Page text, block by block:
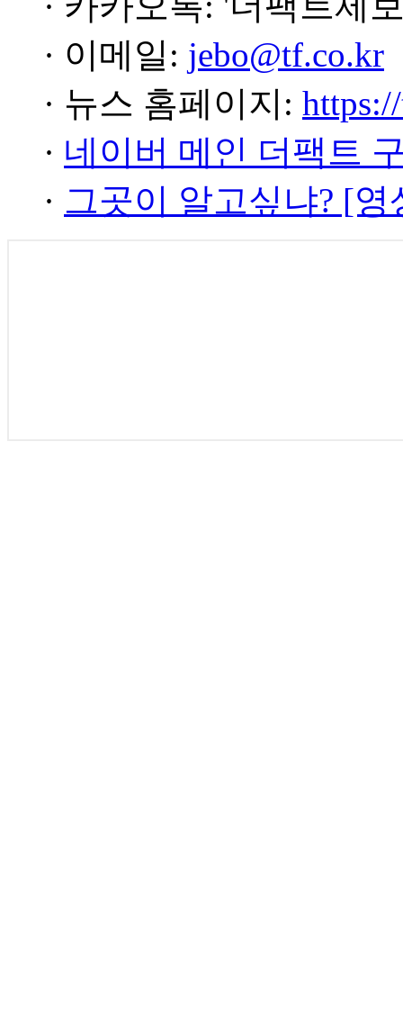
· 이메일: jebo@tf.co.kr
· 뉴스 홈페이지:
· 네이버 메인 더팩트
· 그곳이 알고싶냐? [